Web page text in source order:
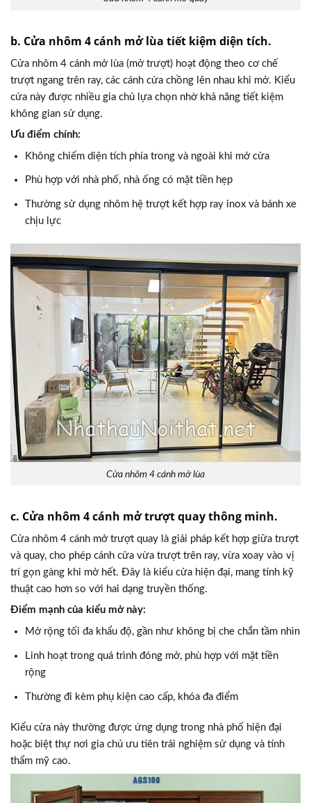
b. Cửa nhôm 4 cánh mở lùa tiết kiệm diện tích.
Cửa nhôm 4 cánh mở lùa (mở trượt) hoạt động theo cơ chế
trượt ngang trên ray, các cánh cửa chồng lên nhau khi mở. Kiểu
cửa này được nhiều gia chủ lựa chọn nhờ khả năng tiết kiệm
không gian sử dụng.
Ưu điểm chính:
Không chiếm diện tích phía trong và ngoài khi mở cửa
Phù hợp với nhà phố, nhà ống có mặt tiền hẹp
Thường sử dụng nhôm hệ trượt kết hợp ray inox và bánh xe
chịu lực
Cửa nhôm 4 cánh mở lùa
c. Cửa nhôm 4 cánh mở trượt quay thông minh.
Cửa nhôm 4 cánh mở trượt quay là giải pháp kết hợp giữa trượt
và quay, cho phép cánh cửa vừa trượt trên ray, vừa xoay vào vị
trí gọn gàng khi mở hết. Đây là kiểu cửa hiện đại, mang tính kỹ
thuật cao hơn so với hai dạng truyền thống.
Điểm mạnh của kiểu mở này:
Mở rộng tối đa khẩu độ, gần như không bị che chắn tầm nhìn
Linh hoạt trong quá trình đóng mở, phù hợp với mặt tiền
rộng
Thường đi kèm phụ kiện cao cấp, khóa đa điểm
Kiểu cửa này thường được ứng dụng trong nhà phố hiện đại
hoặc biệt thự nơi gia chủ ưu tiên trải nghiệm sử dụng và tính
thẩm mỹ cao.